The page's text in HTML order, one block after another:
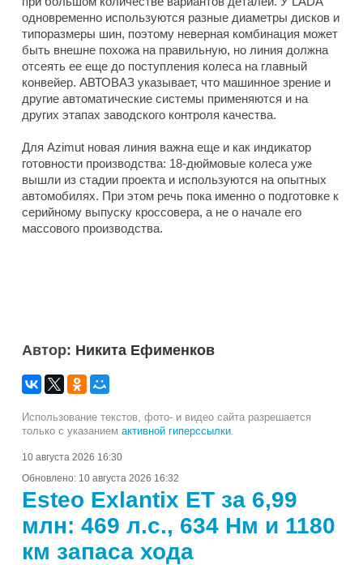
одновременно используются разные диаметры дисков и
типоразмеры шин, поэтому неверная комбинация может
быть внешне похожа на правильную, но линия должна
отсеять ее еще до поступления колеса на главный
конвейер. АВТОВАЗ указывает, что машинное зрение и
другие автоматические системы применяются и на
других этапах заводского контроля качества.
Для Azimut новая линия важна еще и как индикатор
готовности производства: 18-дюймовые колеса уже
вышли из стадии проекта и используются на опытных
автомобилях. При этом речь пока именно о подготовке к
серийному выпуску кроссовера, а не о начале его
массового производства.
Автор: Никита Ефименков
Использование текстов, фото- и видео сайта разрешается
только с указанием активной гиперссылки
10 августа 2026 16:30
Обновлено: 10 августа 2026 16:32
Esteo Exlantix ET за 6,99
млн: 469 л.с., 634 Нм и 1180
км запаса хода